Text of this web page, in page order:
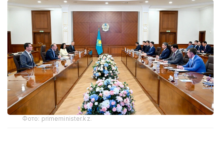
Фото: primeminister.kz.